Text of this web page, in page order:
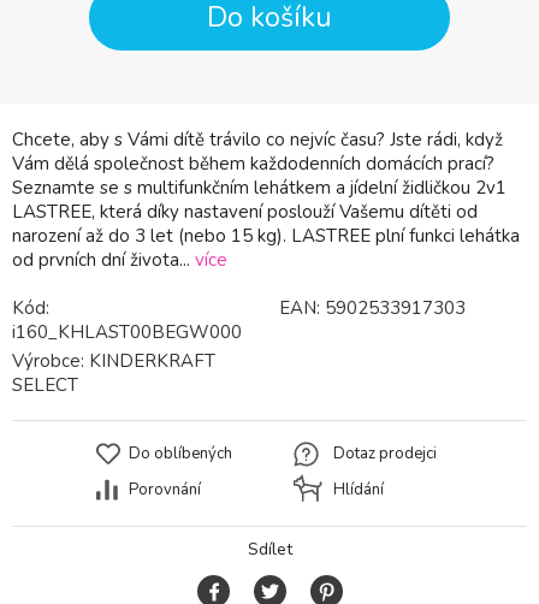
Chcete, aby s Vámi dítě trávilo co nejvíc času? Jste rádi, když
Vám dělá společnost během každodenních domácích prací?
Seznamte se s multifunkčním lehátkem a jídelní židličkou 2v1
LASTREE, která díky nastavení poslouží Vašemu dítěti od
narození až do 3 let (nebo 15 kg). LASTREE plní funkci lehátka
od prvních dní života... více
Do košíku
Kód:
i160_KHLAST00BEGW000
EAN: 5902533917303
Výrobce: KINDERKRAFT
SELECT
Do oblíbených
Porovnání
Dotaz prodejci
Hlídání
Sdílet